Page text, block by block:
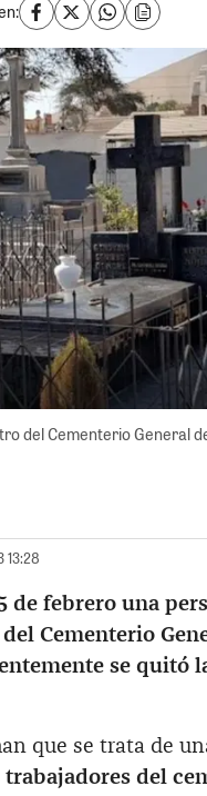
del Cementerio General
de febrero una
Cementerio
se quitó
que se trata de
trabajadores del